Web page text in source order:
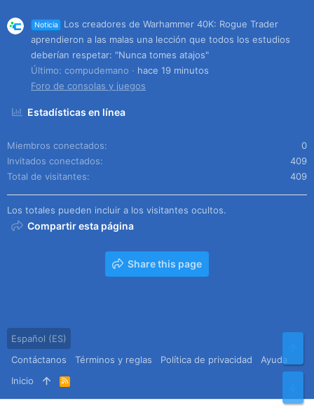
Noticia
Los creadores de Warhammer 40K: Rogue Trader
aprendieron a las malas una lección que todos los estudios
deberían respetar: "Nunca tomes atajos"
Último: compudemano
hace 19 minutos
Foro de consolas y juegos
Estadísticas en línea
Miembros conectados
0
Invitados conectados
409
Total de visitantes
409
Los totales pueden incluir a los visitantes ocultos.
Compartir esta página
Share this page
Español (ES)
Contáctanos
Términos y reglas Política de privacidad
Ayuda
Inicio
R
S
S